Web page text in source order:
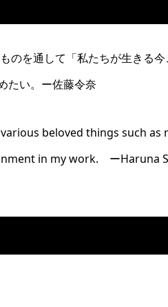
を通して「私たちが生きる今
たい。ー佐藤令奈
beloved things such as
in my work. ーHaruna